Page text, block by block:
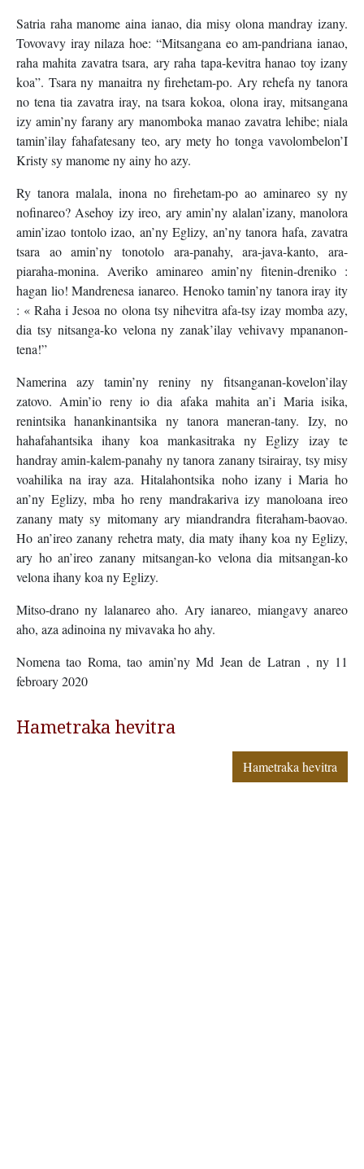
Satria raha manome aina ianao, dia misy olona mandray izany.
Tovovavy iray nilaza hoe: “Mitsangana eo am-pandriana ianao,
raha mahita zavatra tsara, ary raha tapa-kevitra hanao toy izany
koa”. Tsara ny manaitra ny firehetam-po. Ary rehefa ny tanora
no tena tia zavatra iray, na tsara kokoa, olona iray, mitsangana
izy amin’ny farany ary manomboka manao zavatra lehibe; niala
tamin’ilay fahafatesany teo, ary mety ho tonga vavolombelon’I
Kristy sy manome ny ainy ho azy.
Ry tanora malala, inona no firehetam-po ao aminareo sy ny
nofinareo? Asehoy izy ireo, ary amin’ny alalan’izany, manolora
amin’izao tontolo izao, an’ny Eglizy, an’ny tanora hafa, zavatra
tsara ao amin’ny tonotolo ara-panahy, ara-java-kanto, ara-
piaraha-monina. Averiko aminareo amin’ny fitenin-dreniko :
hagan lio! Mandrenesa ianareo. Henoko tamin’ny tanora iray ity
: « Raha i Jesoa no olona tsy nihevitra afa-tsy izay momba azy,
dia tsy nitsanga-ko velona ny zanak’ilay vehivavy mpananon-
tena!”
Namerina azy tamin’ny reniny ny fitsanganan-kovelon’ilay
zatovo. Amin’io reny io dia afaka mahita an’i Maria isika,
renintsika hanankinantsika ny tanora maneran-tany. Izy, no
hahafahantsika ihany koa mankasitraka ny Eglizy izay te
handray amin-kalem-panahy ny tanora zanany tsirairay, tsy misy
voahilika na iray aza. Hitalahontsika noho izany i Maria ho
an’ny Eglizy, mba ho reny mandrakariva izy manoloana ireo
zanany maty sy mitomany ary miandrandra fiteraham-baovao.
Ho an’ireo zanany rehetra maty, dia maty ihany koa ny Eglizy,
ary ho an’ireo zanany mitsangan-ko velona dia mitsangan-ko
velona ihany koa ny Eglizy.
Mitso-drano ny lalanareo aho. Ary ianareo, miangavy anareo
aho, aza adinoina ny mivavaka ho ahy.
Nomena tao Roma, tao amin’ny Md Jean de Latran , ny 11
febroary 2020
Hametraka hevitra
Hametraka hevitra